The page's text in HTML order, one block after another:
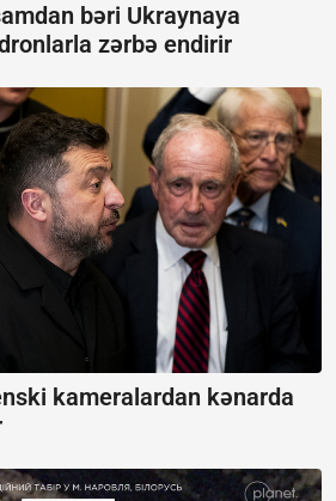
bəri Ukraynaya
zərbə endirir
kameralardan kənarda